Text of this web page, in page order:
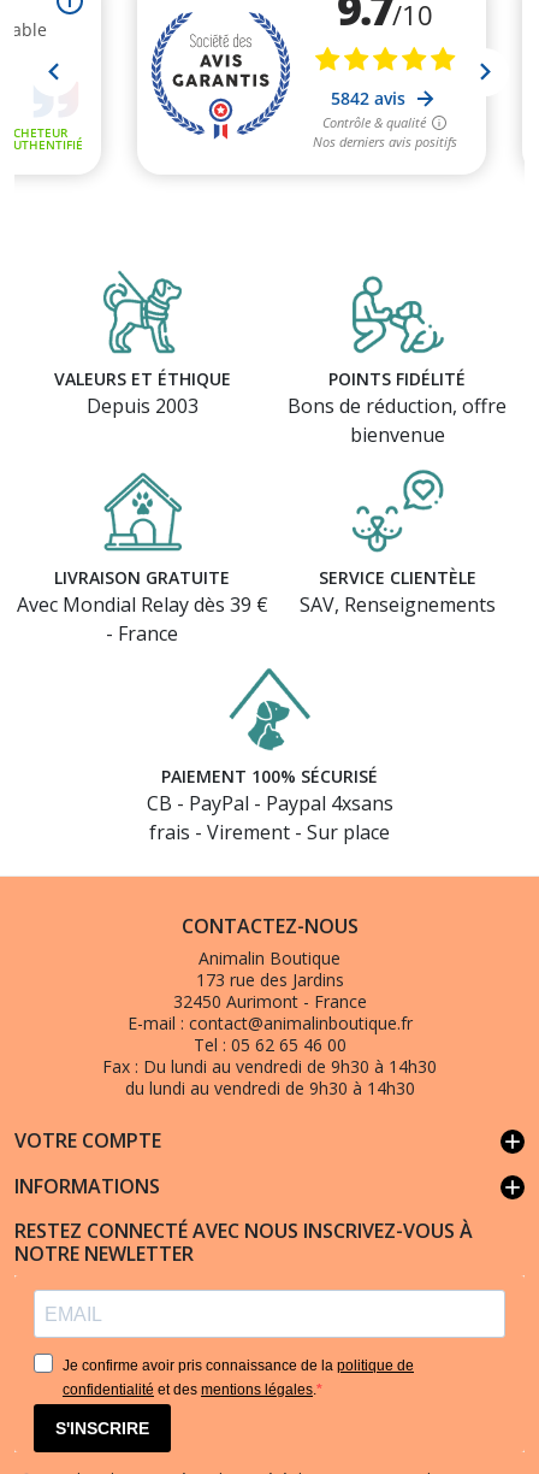
VALEURS ET ÉTHIQUE
Depuis 2003
POINTS FIDÉLITÉ
Bons de réduction, offre
bienvenue
LIVRAISON GRATUITE
Avec Mondial Relay dès 39 €
- France
SERVICE CLIENTÈLE
SAV, Renseignements
PAIEMENT 100% SÉCURISÉ
CB - PayPal - Paypal 4xsans
frais - Virement - Sur place
CONTACTEZ-NOUS
Animalin Boutique
173 rue des Jardins
32450 Aurimont - France
E-mail : contact@animalinboutique.fr
Tel : 05 62 65 46 00
Fax : Du lundi au vendredi de 9h30 à 14h30
du lundi au vendredi de 9h30 à 14h30
VOTRE COMPTE add
INFORMATIONS add
RESTEZ CONNECTÉ AVEC NOUS INSCRIVEZ-VOUS À
NOTRE NEWLETTER
Je confirme avoir pris connaissance de la politique de
confidentialité et des mentions légales.
S'INSCRIRE